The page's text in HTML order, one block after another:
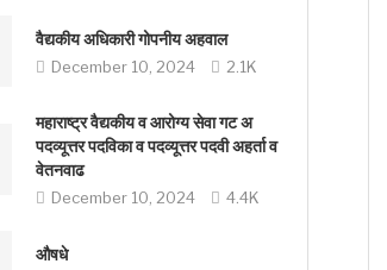
वैद्यकीय अधिकारी गोपनीय अहवाल
December 10, 2024 2.1K
महाराष्ट्र वैद्यकीय व आरोग्य सेवा गट अ
पदव्यूत्तर पदविका व पदव्यूत्तर पदवी अहर्ता व
वेतनवाढ
December 10, 2024 4.4K
औषधे